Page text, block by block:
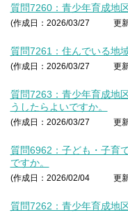
質問7260：青少年育成地
(作成日：2026/03/27 更
質問7261：住んでいる地
(作成日：2026/03/27 更
質問7263：青少年育成地
うしたらよいですか。
(作成日：2026/03/27 更
質問6962：子ども・子育
ですか。
(作成日：2026/02/04 更
質問7262：青少年育成地